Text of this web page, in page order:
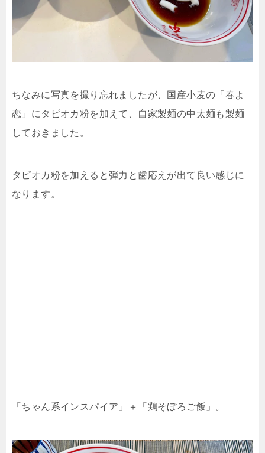
ちなみに写真を撮り忘れましたが、国産小麦の「春よ
恋」にタピオカ粉を加えて、自家製麺の中太麺も製麺
しておきました。
タピオカ粉を加えると弾力と歯応えが出て良い感じに
なります。
「ちゃん系インスパイア」＋「鶏そぼろご飯」。